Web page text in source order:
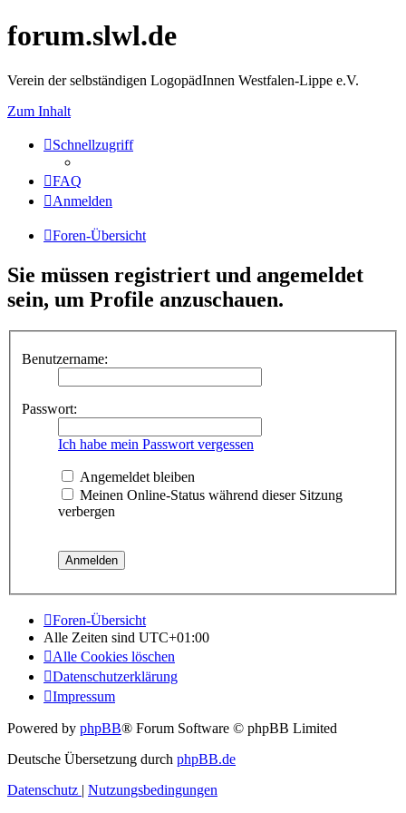
forum.slwl.de
Verein der selbständigen LogopädInnen Westfalen-Lippe e.V.
Zum Inhalt
Schnellzugriff
FAQ
Anmelden
Foren-Übersicht
Sie müssen registriert und angemeldet
sein, um Profile anzuschauen.
Benutzername:
Passwort:
Ich habe mein Passwort vergessen
Angemeldet bleiben
Meinen Online-Status während dieser Sitzung
verbergen
Foren-Übersicht
Alle Zeiten sind UTC+01:00
Alle Cookies löschen
Datenschutzerklärung
Impressum
Powered by phpBB® Forum Software © phpBB Limited
Deutsche Übersetzung durch phpBB.de
Datenschutz | Nutzungsbedingungen